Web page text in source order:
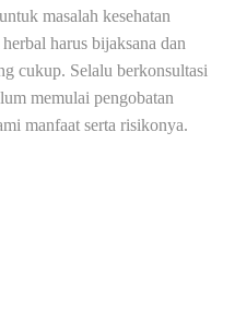
masalah kesehatan
harus bijaksana dan
cukup. Selalu berkonsultasi
memulai pengobatan
manfaat serta risikonya.